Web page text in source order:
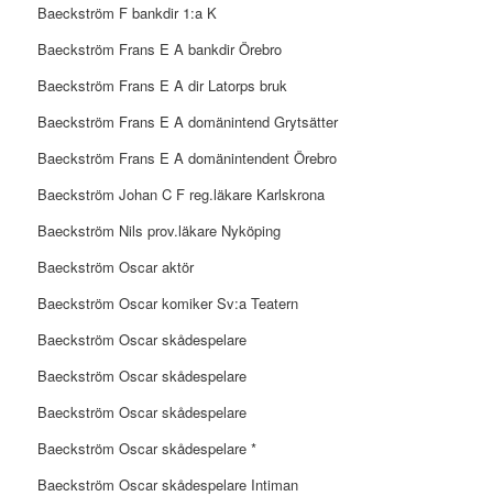
Baeckström F bankdir 1:a K
Baeckström Frans E A bankdir Örebro
Baeckström Frans E A dir Latorps bruk
Baeckström Frans E A domänintend Grytsätter
Baeckström Frans E A domänintendent Örebro
Baeckström Johan C F reg.läkare Karlskrona
Baeckström Nils prov.läkare Nyköping
Baeckström Oscar aktör
Baeckström Oscar komiker Sv:a Teatern
Baeckström Oscar skådespelare
Baeckström Oscar skådespelare
Baeckström Oscar skådespelare
Baeckström Oscar skådespelare *
Baeckström Oscar skådespelare Intiman